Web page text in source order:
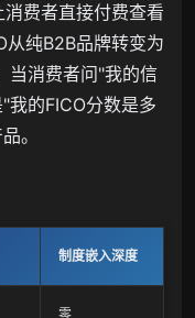
费者直接付费查看
从纯B2B品牌转变为
当消费者问"我的信
我的FICO分数是多
。
制度嵌入深度
零